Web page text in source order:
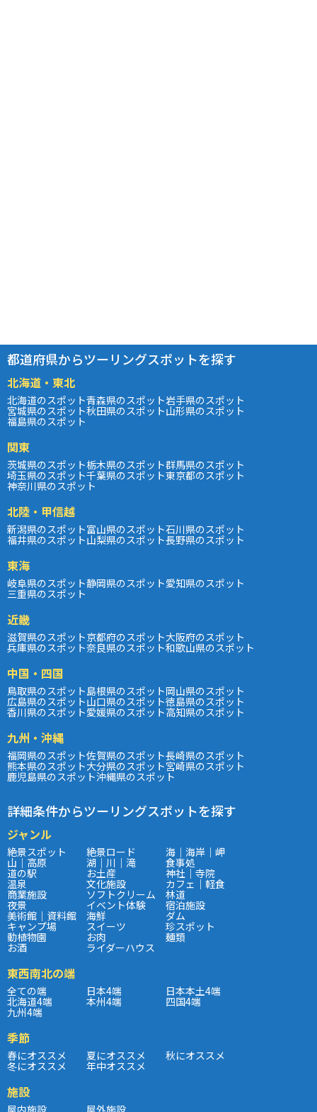
都道府県からツーリングスポットを探す
北海道・東北
北海道のスポット青森県のスポット岩手県のスポット
宮城県のスポット秋田県のスポット山形県のスポット
福島県のスポット
関東
茨城県のスポット栃木県のスポット群馬県のスポット
埼玉県のスポット千葉県のスポット東京都のスポット
神奈川県のスポット
北陸・甲信越
新潟県のスポット富山県のスポット石川県のスポット
福井県のスポット山梨県のスポット長野県のスポット
東海
岐阜県のスポット静岡県のスポット愛知県のスポット
三重県のスポット
近畿
滋賀県のスポット京都府のスポット大阪府のスポット
兵庫県のスポット奈良県のスポット和歌山県のスポット
中国・四国
鳥取県のスポット島根県のスポット岡山県のスポット
広島県のスポット山口県のスポット徳島県のスポット
香川県のスポット愛媛県のスポット高知県のスポット
九州・沖縄
福岡県のスポット佐賀県のスポット長崎県のスポット
熊本県のスポット大分県のスポット宮崎県のスポット
鹿児島県のスポット沖縄県のスポット
詳細条件からツーリングスポットを探す
ジャンル
絶景スポット 絶景ロード 海｜海岸｜岬
山｜高原 湖｜川｜滝 食事処
道の駅 お土産 神社｜寺院
温泉 文化施設 カフェ｜軽食
商業施設 ソフトクリーム 林道
夜景 イベント体験 宿泊施設
美術館｜資料館 海鮮 ダム
キャンプ場 スイーツ 珍スポット
動植物園 お肉 麺類
お酒 ライダーハウス
東西南北の端
全ての端 日本4端 日本本土4端
北海道4端 本州4端 四国4端
九州4端
季節
春にオススメ 夏にオススメ 秋にオススメ
冬にオススメ 年中オススメ
施設
屋内施設 屋外施設